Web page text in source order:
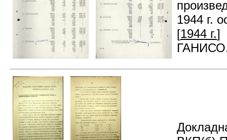
1944 г.
[1944 г.]